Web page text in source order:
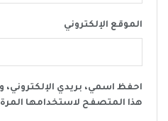
الموقع الإلكتروني
احفظ اسمي، بريدي الإلكتروني،
هذا المتصفح لاستخدامها